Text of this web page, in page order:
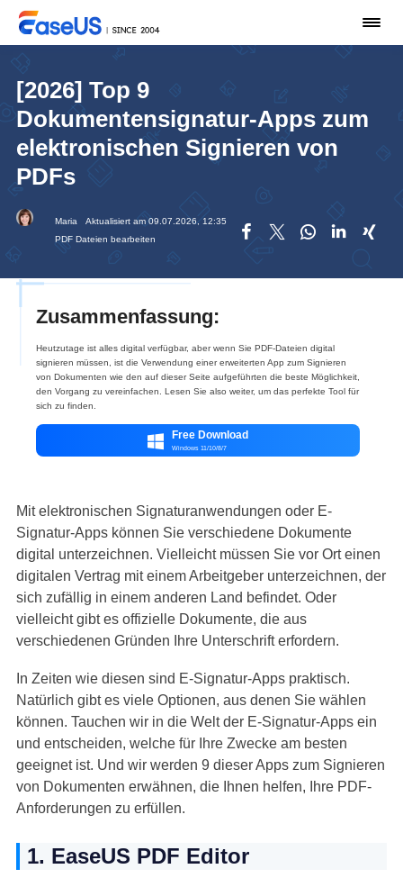
[2026] Top 9
Dokumentensignatur-Apps zum
elektronischen Signieren von
PDFs
Maria
Aktualisiert am 09.07.2026, 12:35
PDF Dateien bearbeiten
    
Zusammenfassung:
Heutzutage ist alles digital verfügbar, aber wenn Sie PDF-Dateien digital
signieren müssen, ist die Verwendung einer erweiterten App zum Signieren
von Dokumenten wie den auf dieser Seite aufgeführten die beste Möglichkeit,
den Vorgang zu vereinfachen. Lesen Sie also weiter, um das perfekte Tool für
sich zu finden.
 Free Download
Windows 11/10/8/7
Mit elektronischen Signaturanwendungen oder E-
Signatur-Apps können Sie verschiedene Dokumente
digital unterzeichnen. Vielleicht müssen Sie vor Ort einen
digitalen Vertrag mit einem Arbeitgeber unterzeichnen, der
sich zufällig in einem anderen Land befindet. Oder
vielleicht gibt es offizielle Dokumente, die aus
verschiedenen Gründen Ihre Unterschrift erfordern.
In Zeiten wie diesen sind E-Signatur-Apps praktisch.
Natürlich gibt es viele Optionen, aus denen Sie wählen
können. Tauchen wir in die Welt der E-Signatur-Apps ein
und entscheiden, welche für Ihre Zwecke am besten
geeignet ist. Und wir werden 9 dieser Apps zum Signieren
von Dokumenten erwähnen, die Ihnen helfen, Ihre PDF-
Anforderungen zu erfüllen.
1. EaseUS PDF Editor